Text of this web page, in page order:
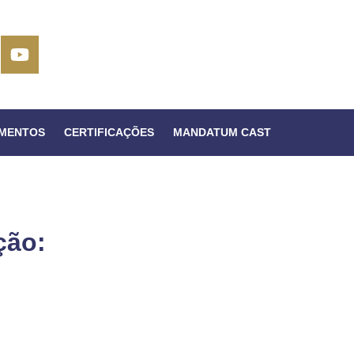
CERTIFICAÇÕES MANDATUM CAST